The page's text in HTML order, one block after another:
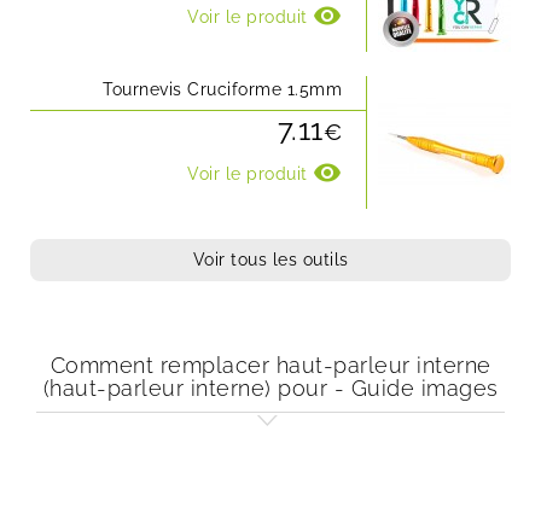
Voir le produit visibility
Tournevis Cruciforme 1.5mm
7.11€
Voir le produit visibility
Voir tous les outils
Comment remplacer haut-parleur interne
(haut-parleur interne) pour - Guide images